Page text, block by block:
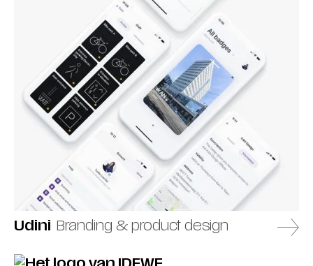
Udini Branding & product design